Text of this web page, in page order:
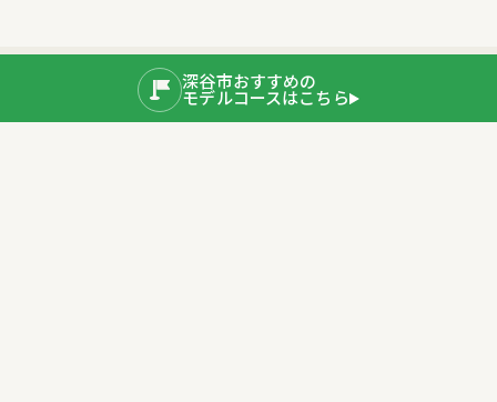
深谷市おすすめの
モデルコースはこちら